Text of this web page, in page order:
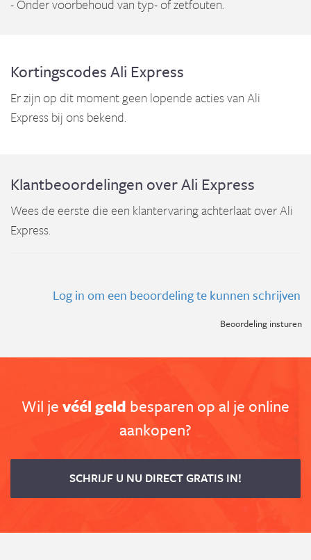
- Onder voorbehoud van typ- of zetfouten.
Kortingscodes Ali Express
Er zijn op dit moment geen lopende acties van Ali
Express bij ons bekend.
Klantbeoordelingen over Ali Express
Wees de eerste die een klantervaring achterlaat over Ali
Express.
Log in om een beoordeling te kunnen schrijven
Beoordeling insturen
Wil jevéél geld besparen op al je online
aankopen?
SCHRIJF U NU DIRECT GRATIS IN!